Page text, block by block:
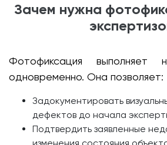
Зачем нужна
Фотофиксация выполняет
одновременно. Она позволяет:
Задокументировать
дефектов до начала
Подтвердить заявленные